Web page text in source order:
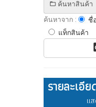
ค้นหาสินค้า
ค้นหาจาก :
ชื่
แท็กสินค้า
รายละเอี
แ